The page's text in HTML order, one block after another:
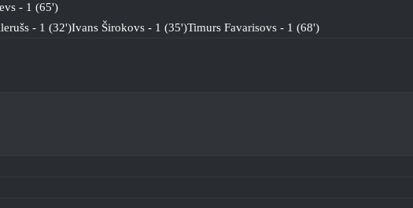
- 1 (65')
- 1 (32')Ivans Širokovs - 1 (35')Timurs Favarisovs - 1 (68')